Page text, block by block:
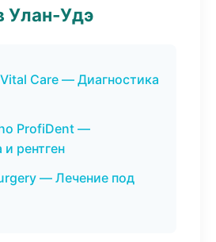
Улан-Удэ
Care — Диагностика
ProfiDent —
рентген
— Лечение под